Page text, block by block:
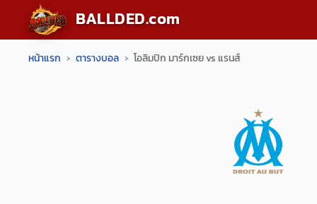
BALLDED.com
หน้าแรก ตารางบอล โอลิมปิก มาร์กเซย vs แรนส์